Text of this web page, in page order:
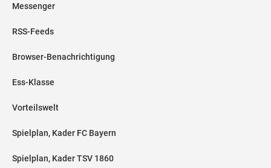
Messenger
RSS-Feeds
Browser-Benachrichtigung
Ess-Klasse
Vorteilswelt
Spielplan, Kader FC Bayern
Spielplan, Kader TSV 1860